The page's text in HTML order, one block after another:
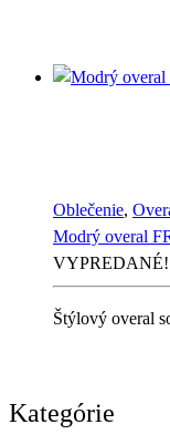
Oblečenie,
Modrý overal
VYPREDANÉ!
Štýlový overal
Kategórie